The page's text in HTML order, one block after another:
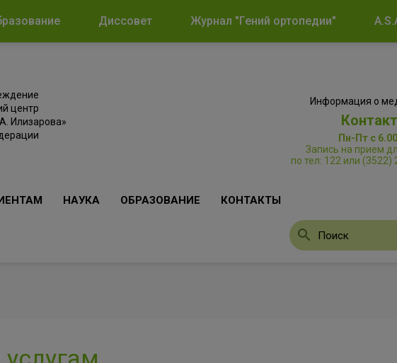
Диссовет Журнал "Гений ортопедии"
центр
Илизарова»
Информация о
Пн-Пт с
Запись на прием
по тел: 122 или (3522)
НАУКА ОБРАЗОВАНИЕ КОНТАКТЫ